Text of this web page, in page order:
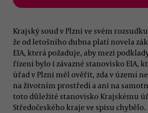
Krajský soud v Plzni ve svém
že od letošního dubna platí novela
EIA, která požaduje, aby mezi
řízení bylo i závazné stanovisko EIA,
úřad v Plzni měl ověřit, zda v území
na životním prostředí a ani na
toto důležité stanovisko Krajskému
Středočeského kraje ve spisu chybělo.